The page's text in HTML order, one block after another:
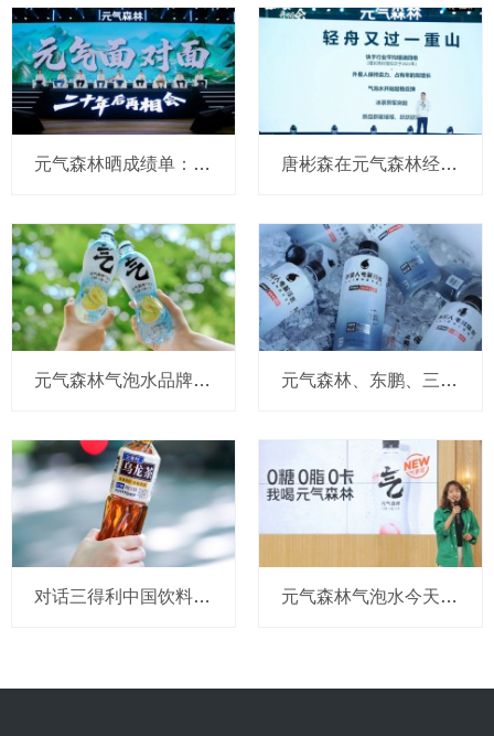
元气森林晒成绩单：连续三年双位数增长，外星人增长34%，明年要继续拓展新品类 唐彬森在元气森林经销商大会点名三得利、农夫山泉、东鹏、宝洁！但这次没有可口可乐
元气森林气泡水品牌负责人被指离职，气泡水还有哪些可以突破的机会？ 元气森林、东鹏、三得利、脉动…那些入局电解质水赛道的巨头们，如今怎么样了
对话三得利中国饮料高层：乌龙茶上半年增长约200%，面对价格战坚持理性竞争 元气森林气泡水今天官宣重要升级！顺道连“日系”风标签也没了